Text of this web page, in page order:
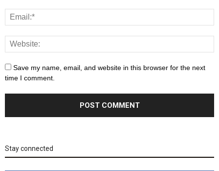
Save my name, email, and website in this browser for the next
time I comment.
Stay connected